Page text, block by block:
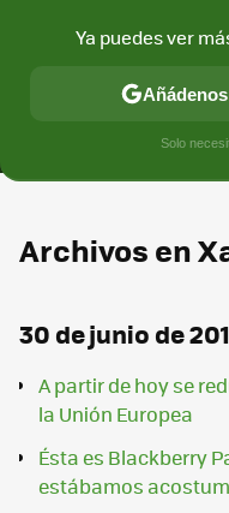
MÓVIL
Archivos en
30 de junio de
A partir de hoy se
la Unión Europea
Ésta es Blackberry
estábamos
Ya puedes ver
Solo